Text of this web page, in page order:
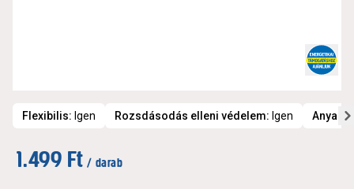
Flexibilis: Igen Rozsdásodás elleni védelem: Igen Anyag :
1.499 Ft / darab